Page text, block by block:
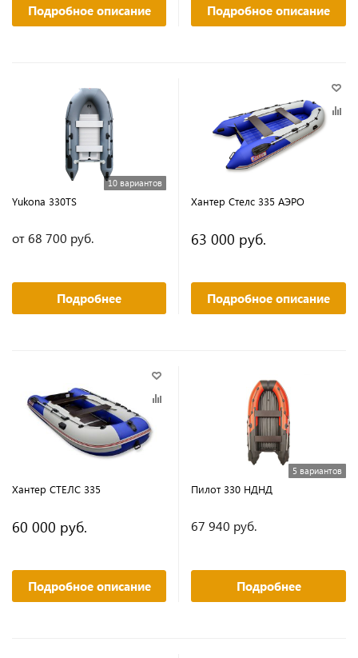
Подробное описание Подробное описание
10 вариантов
Yukona 330TS
от 68 700 руб.
Подробнее
Хантер Стелс 335 АЭРО
63 000 руб.
Подробное описание
Хантер СТЕЛС 335
60 000 руб.
Подробное описание
5 вариантов
Пилот 330 НДНД
67 940 руб.
Подробнее